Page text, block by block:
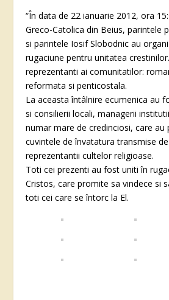
“În data de 22 ianuarie 2012, ora
Greco-Catolica din Beius, parintele
si parintele Iosif Slobodnic au
rugaciune pentru unitatea
reprezentanti ai comunitatilor:
reformata si penticostala.
La aceasta întâlnire ecumenica au
si consilierii locali, managerii
numar mare de credinciosi, care au
cuvintele de învatatura transmise
reprezentantii cultelor religioase.
Toti cei prezenti au fost uniti în
Cristos, care promite sa vindece si
toti cei care se întorc la El.